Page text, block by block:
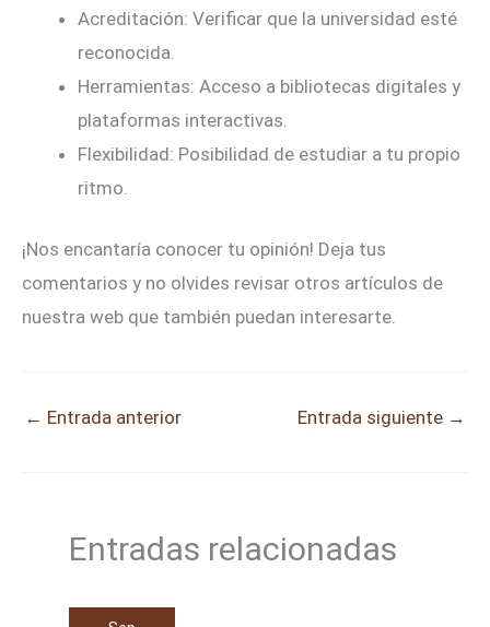
Acreditación: Verificar que la universidad esté
reconocida.
Herramientas: Acceso a bibliotecas digitales y
plataformas interactivas.
Flexibilidad: Posibilidad de estudiar a tu propio
ritmo.
¡Nos encantaría conocer tu opinión! Deja tus
comentarios y no olvides revisar otros artículos de
nuestra web que también puedan interesarte.
← Entrada anterior Entrada siguiente →
Entradas relacionadas